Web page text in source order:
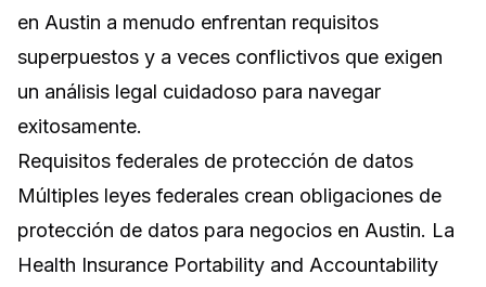
en Austin a menudo enfrentan requisitos
superpuestos y a veces conflictivos que exigen
un análisis legal cuidadoso para navegar
exitosamente.
Requisitos federales de protección de datos
Múltiples leyes federales crean obligaciones de
protección de datos para negocios en Austin. La
Health Insurance Portability and Accountability